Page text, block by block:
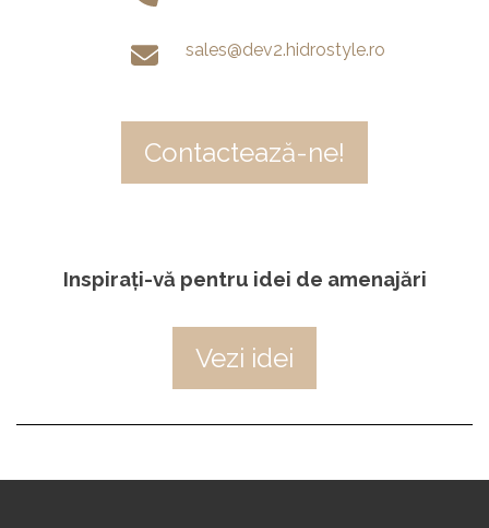
sales@dev2.hidrostyle.ro
Contactează-ne!
Inspirați-vă pentru idei de amenajări
Vezi idei